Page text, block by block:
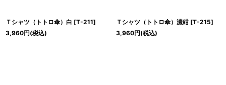
Ｔシャツ（トトロ傘）白 [T-211]
3,960円(税込)
Ｔシャツ（トトロ傘）濃紺 [T-215]
3,960円(税込)